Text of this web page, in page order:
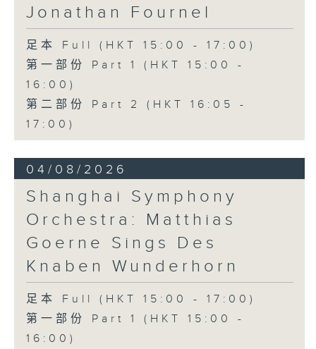
Jonathan Fournel
足本 Full (HKT 15:00 - 17:00)
第一部份 Part 1 (HKT 15:00 -
16:00)
第二部份 Part 2 (HKT 16:05 -
17:00)
04/08/2026
Shanghai Symphony
Orchestra: Matthias
Goerne Sings Des
Knaben Wunderhorn
足本 Full (HKT 15:00 - 17:00)
第一部份 Part 1 (HKT 15:00 -
16:00)